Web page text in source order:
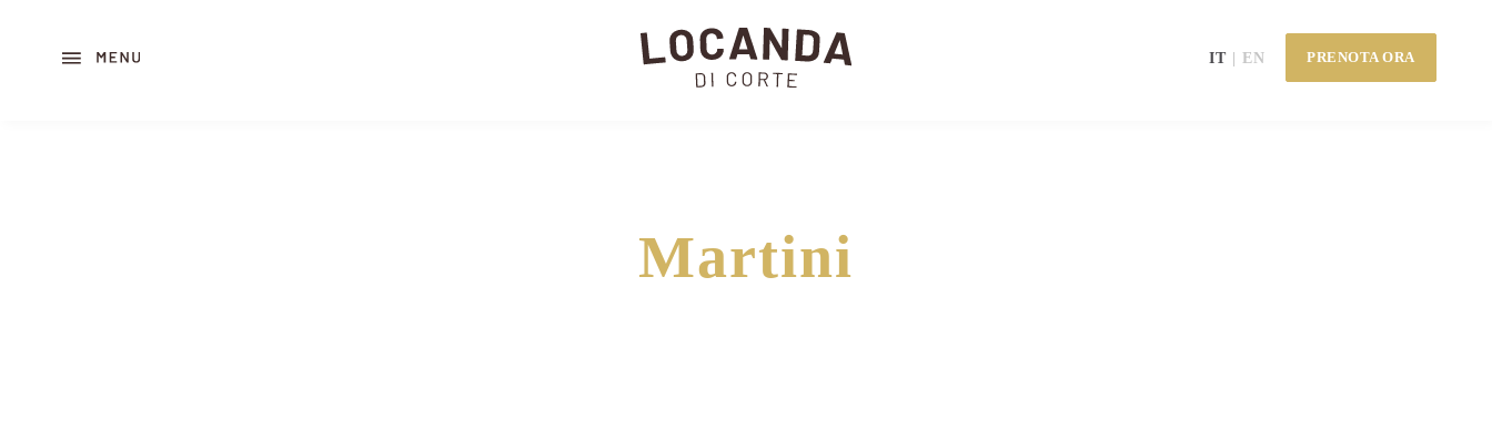
IT EN PRENOTA ORA
Martini